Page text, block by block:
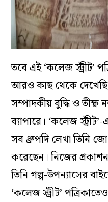
তবে এই ‘কলেজ স্ট্রীট’
আরও কাছ থেকে
সম্পাদকীয় বুদ্ধি ও
ব্যাপারে। ‘কলেজ
সব ধ্রুপদি লেখা তিনি
করেছেন। নিজের
তিনি গল্প-উপন্যাসের
‘কলেজ স্ট্রীট’